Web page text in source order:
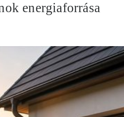
energiaforrása